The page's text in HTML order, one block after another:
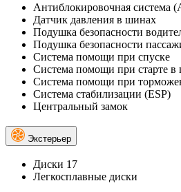
Антиблокировочная система
Датчик давления в шинах
Подушка безопасности
Подушка безопасности
Система помощи при спуске
Система помощи при старте в
Система помощи при
Система стабилизации (ESP)
Центральный замок
Экстерьер
Диски 17
Легкосплавные диски